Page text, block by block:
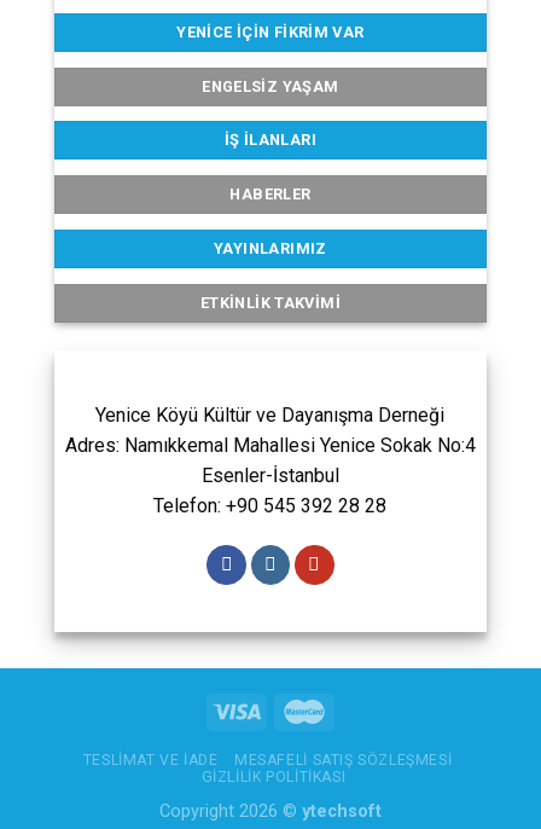
YENICE İÇIN FIKRIM VAR
ENGELSIZ YAŞAM
İŞ İLANLARI
HABERLER
YAYINLARIMIZ
ETKINLIK TAKVIMI
Yenice Köyü Kültür ve Dayanışma Derneği
Adres: Namıkkemal Mahallesi Yenice Sokak No:4
Esenler-İstanbul
Telefon: +90 545 392 28 28
TESLIMAT VE İADE
MESAFELI SATIŞ SÖZLEŞMESI
GIZLILIK POLITIKASI
Copyright 2026 © ytechsoft